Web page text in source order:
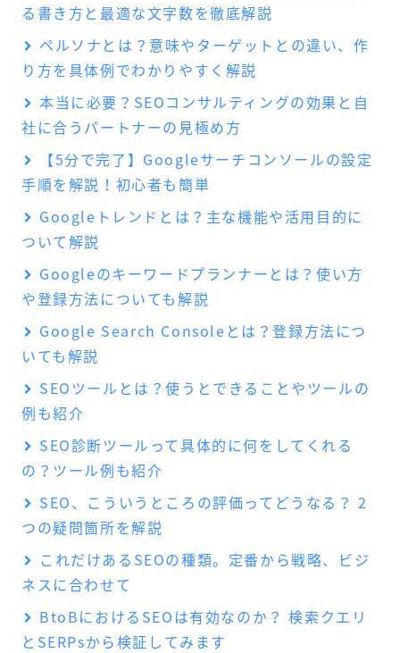
る書き方と最適な文字数を徹底解説
ペルソナとは？意味やターゲットとの違い、作
り方を具体例でわかりやすく解説
本当に必要？SEOコンサルティングの効果と自
社に合うパートナーの見極め方
【5分で完了】Googleサーチコンソールの設定
手順を解説！初心者も簡単
Googleトレンドとは？主な機能や活用目的に
ついて解説
Googleのキーワードプランナーとは？使い方
や登録方法についても解説
Google Search Consoleとは？登録方法につ
いても解説
SEOツールとは？使うとできることやツールの
例も紹介
SEO診断ツールって具体的に何をしてくれる
の？ツール例も紹介
SEO、こういうところの評価ってどうなる？ 2
つの疑問箇所を解説
これだけあるSEOの種類。定番から戦略、ビジ
ネスに合わせて
BtoBにおけるSEOは有効なのか？ 検索クエリ
とSERPsから検証してみます